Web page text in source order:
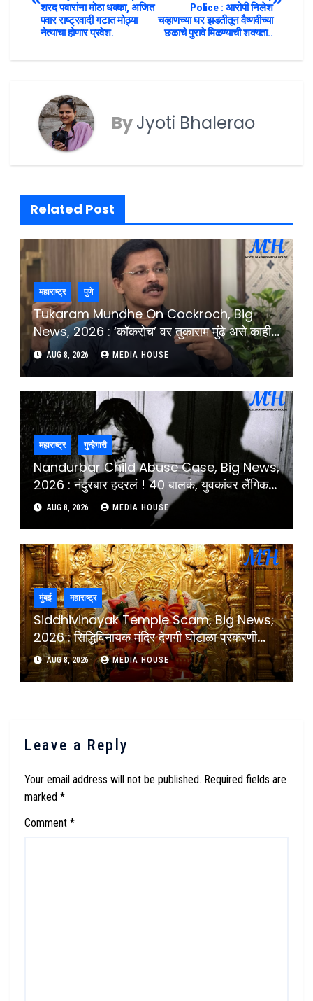
Police : आरोपी निलेश
चव्हाणच्या घर झडतीतून वैष्णवीच्या
छळाचे पुरावे मिळण्याची शक्यता..
शरद पवारांना मोठा धक्का, अजित
पवार राष्ट्रवादी गटात मोठ्या
नेत्याचा होणार प्रवेश.
ByJyoti Bhalerao
Related Post
महाराष्ट्र पुणे
Tukaram Mundhe On Cockroch, Big
News, 2026 : ‘कॉकरोच’ वर तुकाराम मुंढे असे काही
म्हणाले की, सभागृहात झाला टाळ्यांचा कडकडाट :
Tukaram Mundhe Comment On
AUG 8, 2026 MEDIA HOUSE
महाराष्ट्र गुन्हेगारी
Nandurbar Child Abuse Case, Big News,
2026 : नंदुरबार हदरलं ! 40 बालकं, युवकांवर लैंगिक
अत्याचार, 200 व्हिडिओ क्लिपमुळे खळबळ :
Nandurbar Child And Young Children
Arrested
AUG 8, 2026 MEDIA HOUSE
मुंबई महाराष्ट्र
Siddhivinayak Temple Scam, Big News,
2026 : सिद्धिविनायक मंदिर देणगी घोटाळा प्रकरणी
मुख्यमंत्र्यांचे थेट चौकशीचे आदेश : Cheif Minister
Devendra Fadnavis Ordered Inquiry Of
AUG 8, 2026 MEDIA HOUSE
Leave a Reply
Your email address will not be published. Required fields are
marked *
Comment *